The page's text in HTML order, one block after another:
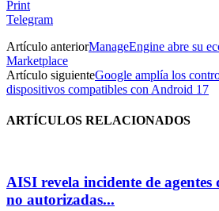
Print
Telegram
Artículo anteriorManageEngine abre su
Marketplace
Artículo siguienteGoogle amplía los
dispositivos compatibles con Android 17
ARTÍCULOS RELACIONADOS
AISI revela incidente de agentes
no autorizadas...